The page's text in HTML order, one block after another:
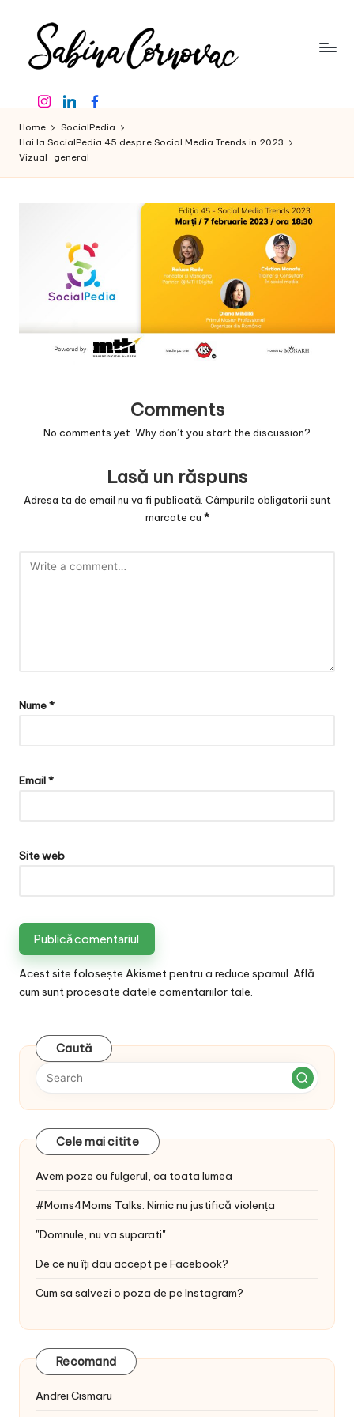
content
a
b
in
o
in
creator
de
conținut
de
16
InstagramLinkedinFacebook
Home
SocialPedia
Hai la SocialPedia 45 despre Social Media Trends in 2023
Vizual_general
Comments
No comments yet. Why don’t you start the discussion?
Lasă un răspuns
Adresa ta de email nu va fi publicată. Câmpurile obligatorii sunt
marcate cu *
Nume*
Email*
Site web
Acest site folosește Akismet pentru a reduce spamul. Află
cum sunt procesate datele comentariilor tale.
Caută
Cele mai citite
Avem poze cu fulgerul, ca toata lumea
#Moms4Moms Talks: Nimic nu justifică violența
"Domnule, nu va suparati"
De ce nu îți dau accept pe Facebook?
Cum sa salvezi o poza de pe Instagram?
Recomand
Andrei Cismaru